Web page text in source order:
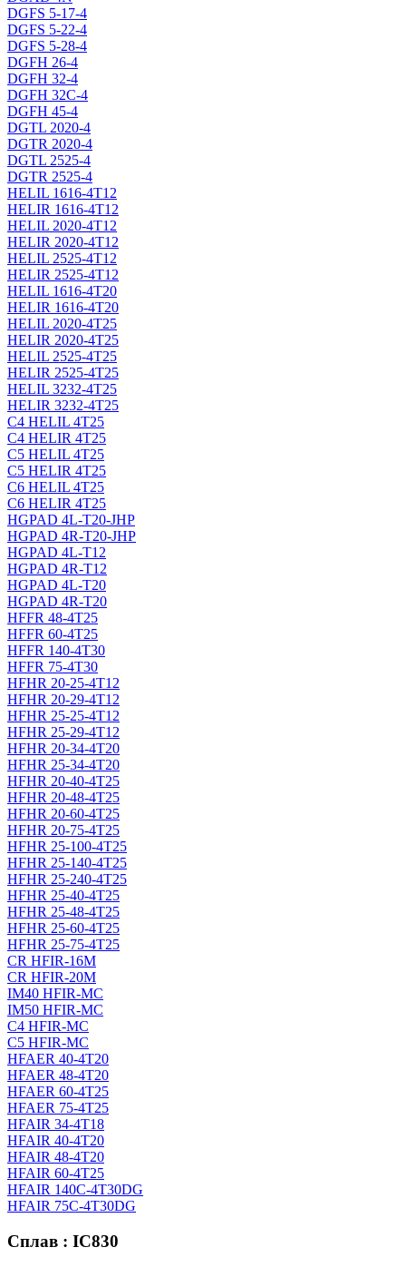
DGFS 5-17-4
DGFS 5-22-4
DGFS 5-28-4
DGFH 26-4
DGFH 32-4
DGFH 32C-4
DGFH 45-4
DGTL 2020-4
DGTR 2020-4
DGTL 2525-4
DGTR 2525-4
HELIL 1616-4T12
HELIR 1616-4T12
HELIL 2020-4T12
HELIR 2020-4T12
HELIL 2525-4T12
HELIR 2525-4T12
HELIL 1616-4T20
HELIR 1616-4T20
HELIL 2020-4T25
HELIR 2020-4T25
HELIL 2525-4T25
HELIR 2525-4T25
HELIL 3232-4T25
HELIR 3232-4T25
C4 HELIL 4T25
C4 HELIR 4T25
C5 HELIL 4T25
C5 HELIR 4T25
C6 HELIL 4T25
C6 HELIR 4T25
HGPAD 4L-T20-JHP
HGPAD 4R-T20-JHP
HGPAD 4L-T12
HGPAD 4R-T12
HGPAD 4L-T20
HGPAD 4R-T20
HFFR 48-4T25
HFFR 60-4T25
HFFR 140-4T30
HFFR 75-4T30
HFHR 20-25-4T12
HFHR 20-29-4T12
HFHR 25-25-4T12
HFHR 25-29-4T12
HFHR 20-34-4T20
HFHR 25-34-4T20
HFHR 20-40-4T25
HFHR 20-48-4T25
HFHR 20-60-4T25
HFHR 20-75-4T25
HFHR 25-100-4T25
HFHR 25-140-4T25
HFHR 25-240-4T25
HFHR 25-40-4T25
HFHR 25-48-4T25
HFHR 25-60-4T25
HFHR 25-75-4T25
CR HFIR-16M
CR HFIR-20M
IM40 HFIR-MC
IM50 HFIR-MC
C4 HFIR-MC
C5 HFIR-MC
HFAER 40-4T20
HFAER 48-4T20
HFAER 60-4T25
HFAER 75-4T25
HFAIR 34-4T18
HFAIR 40-4T20
HFAIR 48-4T20
HFAIR 60-4T25
HFAIR 140C-4T30DG
HFAIR 75C-4T30DG
Сплав : IC830